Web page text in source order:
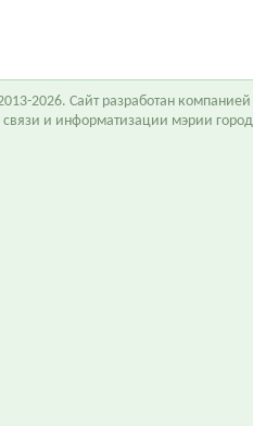
2026. Сайт разработан компанией
связи и информатизации мэрии